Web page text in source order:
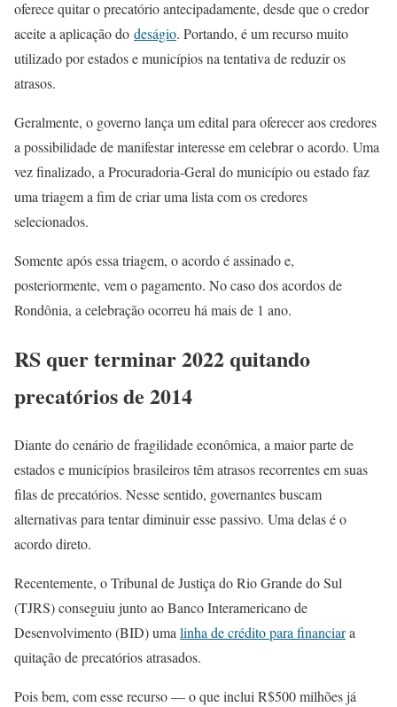
oferece quitar o precatório antecipadamente, desde que o credor
aceite a aplicação do deságio. Portando, é um recurso muito
utilizado por estados e municípios na tentativa de reduzir os
atrasos.
Geralmente, o governo lança um edital para oferecer aos credores
a possibilidade de manifestar interesse em celebrar o acordo. Uma
vez finalizado, a Procuradoria-Geral do município ou estado faz
uma triagem a fim de criar uma lista com os credores
selecionados.
Somente após essa triagem, o acordo é assinado e,
posteriormente, vem o pagamento. No caso dos acordos de
Rondônia, a celebração ocorreu há mais de 1 ano.
RS quer terminar 2022 quitando
precatórios de 2014
Diante do cenário de fragilidade econômica, a maior parte de
estados e municípios brasileiros têm atrasos recorrentes em suas
filas de precatórios. Nesse sentido, governantes buscam
alternativas para tentar diminuir esse passivo. Uma delas é o
acordo direto.
Recentemente, o Tribunal de Justiça do Rio Grande do Sul
(TJRS) conseguiu junto ao Banco Interamericano de
Desenvolvimento (BID) umalinha de crédito para financiara
quitação de precatórios atrasados.
Pois bem, com esse recurso — o que inclui R$500 milhões já